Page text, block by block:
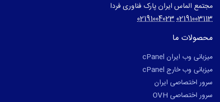
مجتمع الماس ایران پارک فناوری فردا
02191003113
02191004023
محصولات ما
میزبانی وب ایران cPanel
میزبانی وب خارج cPanel
سرور اختصاصی ایران
سرور اختصاصی OVH